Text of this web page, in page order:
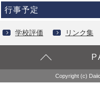
行事予定
学校評価 リンク集
Copyright (c)